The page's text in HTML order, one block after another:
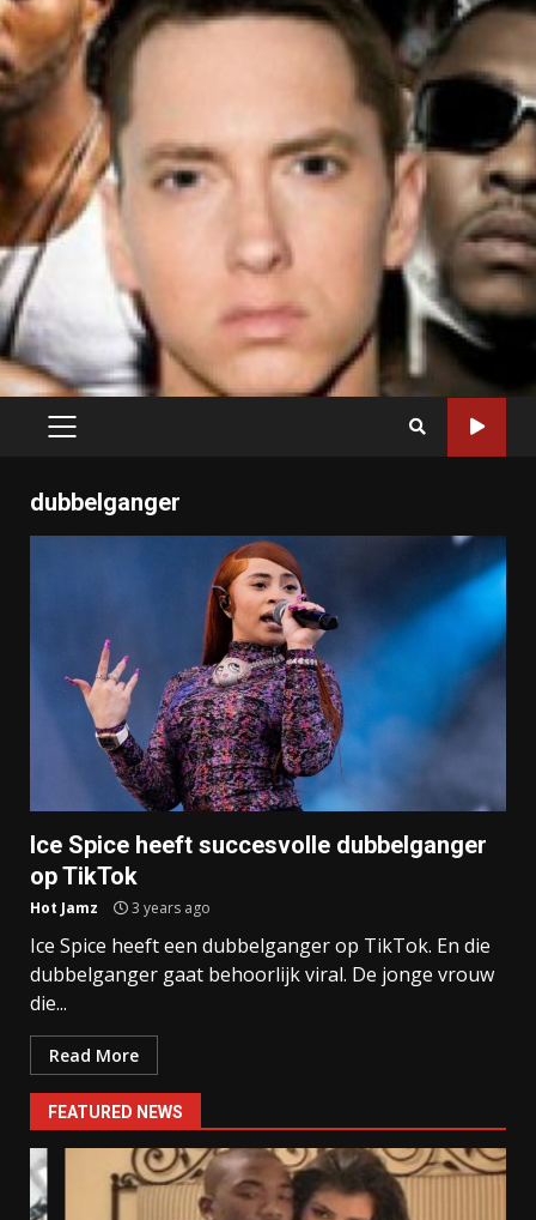
PRIMARY
dubbelganger
Ice Spice heeft succesvolle dubbelganger
op TikTok
Hot Jamz 3 years ago
Ice Spice heeft een dubbelganger op TikTok. En die
dubbelganger gaat behoorlijk viral. De jonge vrouw
die...
Read More
FEATURED NEWS